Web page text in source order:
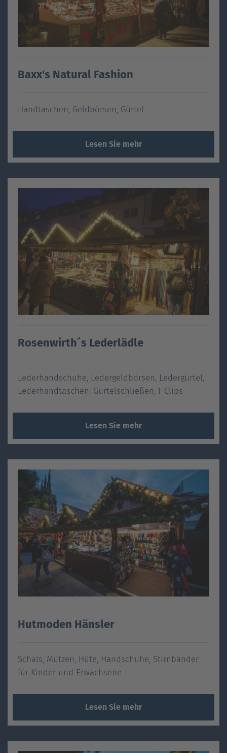
Baxx's Natural Fashion
Handtaschen, Geldbörsen, Gürtel
Lesen Sie mehr
Rosenwirth´s Lederlädle
Lederhandschuhe, Ledergeldbörsen, Ledergürtel,
Lederhandtaschen, Gürtelschließen, I-Clips
Lesen Sie mehr
Hutmoden Hänsler
Schals, Mützen, Hüte, Handschuhe, Stirnbänder
für Kinder und Erwachsene
Lesen Sie mehr